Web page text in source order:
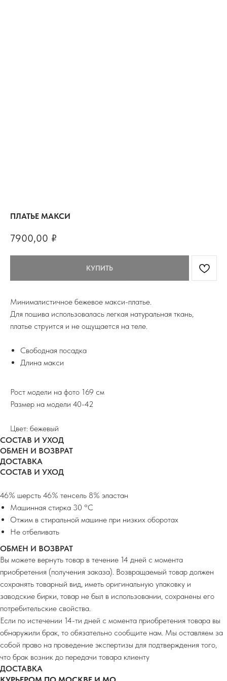
ПЛАТЬЕ МАКСИ
7900,00 ₽
КУПИТЬ
Минималистичное бежевое макси-платье.
Для пошива использовалась легкая натуральная ткань,
платье струится и не ощущается на теле.
Свободная посадка
Длина макси
Рост модели на фото 169 см
Размер на модели 40-42
Цвет: бежевый
СОСТАВ И УХОД
ОБМЕН И ВОЗВРАТ
ДОСТАВКА
СОСТАВ И УХОД
46% шерсть 46% тенсель 8% эластан
Машинная стирка 30 °C
Отжим в стиральной машине при низких оборотах
Не отбеливать
ОБМЕН И ВОЗВРАТ
Вы можете вернуть товар в течение 14 дней с момента
приобретения (получения заказа). Возвращаемый товар должен
сохранять товарный вид, иметь оригинальную упаковку и
заводские бирки, товар не был в использовании, сохранены его
потребительские свойства.
Если по истечении 14-ти дней с момента приобретения товара вы
обнаружили брак, то обязательно сообщите нам. Мы оставляем за
собой право на проведение экспертизы для подтверждения того,
что брак возник до передачи товара клиенту
ДОСТАВКА